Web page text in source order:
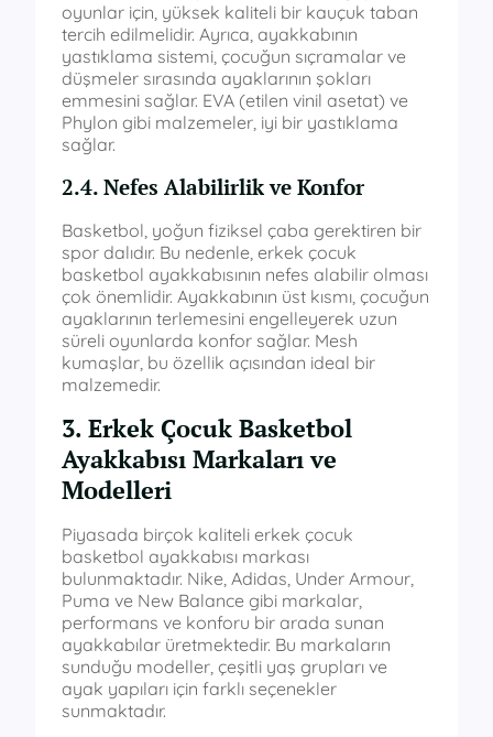
oyunlar için, yüksek kaliteli bir kauçuk taban
tercih edilmelidir. Ayrıca, ayakkabının
yastıklama sistemi, çocuğun sıçramalar ve
düşmeler sırasında ayaklarının şokları
emmesini sağlar. EVA (etilen vinil asetat) ve
Phylon gibi malzemeler, iyi bir yastıklama
sağlar.
2.4. Nefes Alabilirlik ve Konfor
Basketbol, yoğun fiziksel çaba gerektiren bir
spor dalıdır. Bu nedenle, erkek çocuk
basketbol ayakkabısının nefes alabilir olması
çok önemlidir. Ayakkabının üst kısmı, çocuğun
ayaklarının terlemesini engelleyerek uzun
süreli oyunlarda konfor sağlar. Mesh
kumaşlar, bu özellik açısından ideal bir
malzemedir.
3. Erkek Çocuk Basketbol
Ayakkabısı Markaları ve
Modelleri
Piyasada birçok kaliteli erkek çocuk
basketbol ayakkabısı markası
bulunmaktadır. Nike, Adidas, Under Armour,
Puma ve New Balance gibi markalar,
performans ve konforu bir arada sunan
ayakkabılar üretmektedir. Bu markaların
sunduğu modeller, çeşitli yaş grupları ve
ayak yapıları için farklı seçenekler
sunmaktadır.